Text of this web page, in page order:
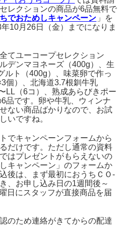
レクションの商品が6品無料で
でおためしキャンペーン 」を
10月26日（金）までになりま
てユーコープセレクション
デンマヨネーズ（400g）、生
ルト（400g）、味菜卵で作っ
個）、北海道3.7根釧牛乳
LL（6コ）、熟成あらびきポー
品です。卵や牛乳、ウィンナ
ない商品ばかりなので、お試
いですね。
でキャンペーンフォームから
だけです。ただし通常の資料
はプレゼントがもらえないの
キャンペーン」のフォームか
後は、まず最初におうちＣＯ-
、お申し込み日の1週間後～
日にスタッフが直接商品を届
のため連絡がきてからの配達